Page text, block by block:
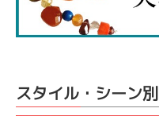
スタイル・シーン別